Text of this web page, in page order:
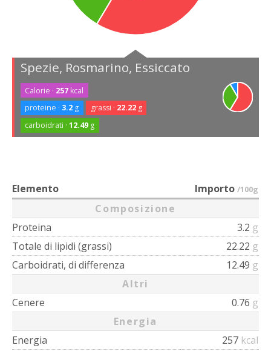
Spezie, Rosmarino, Essiccato
Calorie · 257 kcal
proteine · 3.2 g grassi · 22.22g
carboidrati ·12.49 g
Elemento Importo /100g
Composizione
Proteina
3.2 g
Totale di lipidi (grassi)
22.22 g
Carboidrati, di differenza
12.49 g
Altri
Cenere
0.76 g
Energia
Energia
257 kcal